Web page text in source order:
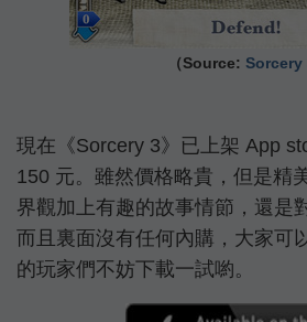
（Source: Sorcery
現在《Sorcery 3》已上架 App
150 元。雖然價格略貴，但是精
界觀加上有趣的故事情節，還是
而且裏面沒有任何內購，大家可
的玩家們不妨下載一試喲。